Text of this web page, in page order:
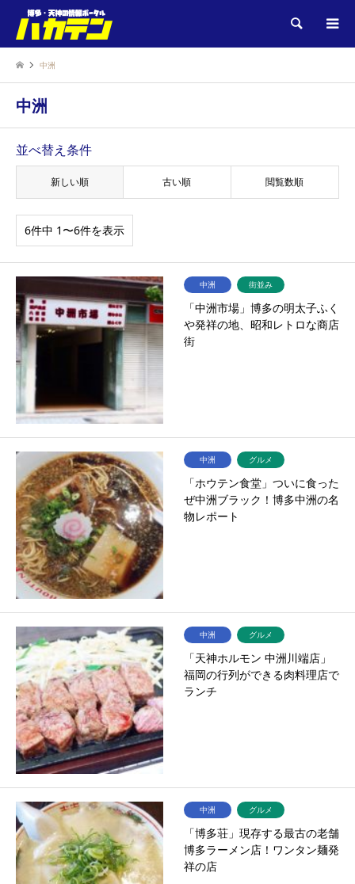
検索
中洲
中洲
並べ替え条件
新しい順 古い順 閲覧数順
6件中 1〜6件を表示
中洲 街並み
「中洲市場」博多の明太子ふく
や発祥の地、昭和レトロな商店
街
中洲 グルメ
「ホウテン食堂」ついに食った
ぜ中洲ブラック！博多中洲の名
物レポート
中洲 グルメ
「天神ホルモン 中洲川端店」
福岡の行列ができる肉料理店で
ランチ
中洲 グルメ
「博多荘」現存する最古の老舗
博多ラーメン店！ワンタン麺発
祥の店